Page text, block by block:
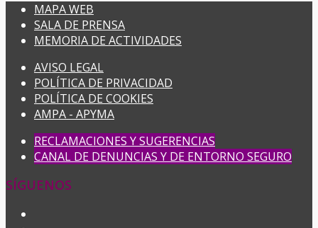
MAPA WEB
SALA DE PRENSA
MEMORIA DE ACTIVIDADES
AVISO LEGAL
POLÍTICA DE PRIVACIDAD
POLÍTICA DE COOKIES
AMPA - APYMA
RECLAMACIONES Y SUGERENCIAS
CANAL DE DENUNCIAS Y DE ENTORNO SEGURO
SÍGUENOS